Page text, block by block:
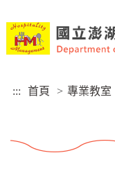
到
要
::: 首頁 > 專業教室